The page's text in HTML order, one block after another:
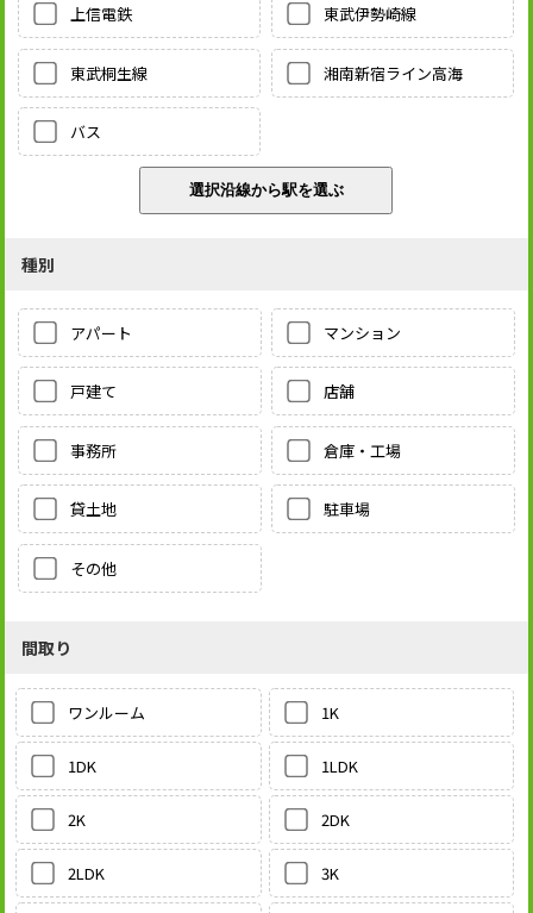
上信電鉄 東武伊勢崎線
東武桐生線 湘南新宿ライン高海
バス
種別
アパート マンション
戸建て 店舗
事務所 倉庫・工場
貸土地 駐車場
その他
間取り
ワンルーム 1K
1DK 1LDK
2K 2DK
2LDK 3K